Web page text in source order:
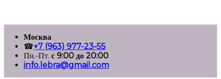
содержимому
Москва
☎+7 (963) 977-23-55
Пн.-Пт. с 9:00 до 20:00
info.lebra@gmail.com